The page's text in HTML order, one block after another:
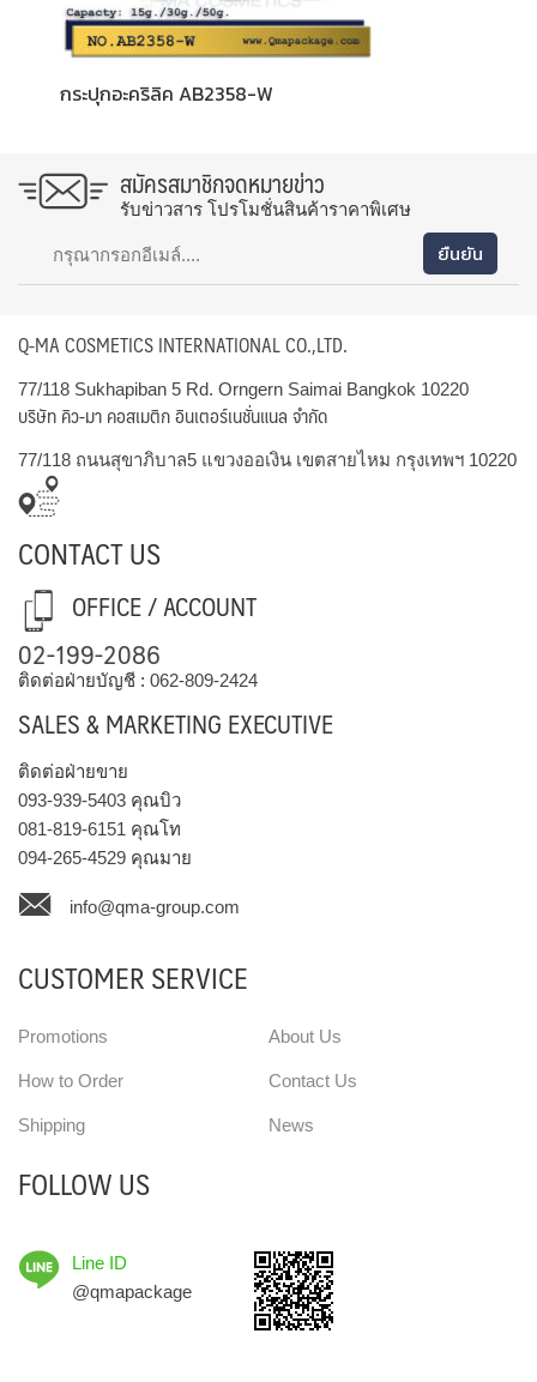
กระปุกอะคริลิค AB2358-W
สมัครสมาชิกจดหมายข่าว
รับข่าวสาร โปรโมชั่นสินค้าราคาพิเศษ
Q-MA COSMETICS INTERNATIONAL CO.,LTD.
77/118 Sukhapiban 5 Rd. Orngern Saimai Bangkok 10220
บริษัท คิว-มา คอสเมติก อินเตอร์เนชั่นแนล จำกัด
77/118 ถนนสุขาภิบาล5 แขวงออเงิน เขตสายไหม กรุงเทพฯ 10220
CONTACT US
OFFICE / ACCOUNT
02-199-2086
ติดต่อฝ่ายบัญชี : 062-809-2424
SALES & MARKETING EXECUTIVE
ติดต่อฝ่ายขาย
093-939-5403 คุณบิว
081-819-6151 คุณโท
094-265-4529 คุณมาย
info@qma-group.com
CUSTOMER SERVICE
Promotions
How to Order
Shipping
About Us
Contact Us
News
FOLLOW US
Line ID
@qmapackage